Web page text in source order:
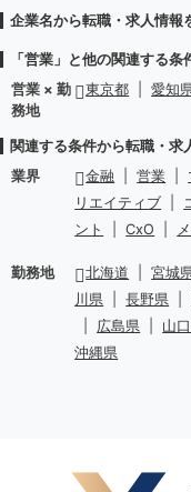
企業名から転職・求人情報
「営業」と他の関連する
営業 × 勤
務地
東京都 愛知
関連する条件から転職・求
業界
金融 営業
リエイティブ
ント
CxO
勤務地 北海道 宮城
川県
長野県
広島県 山
沖縄県